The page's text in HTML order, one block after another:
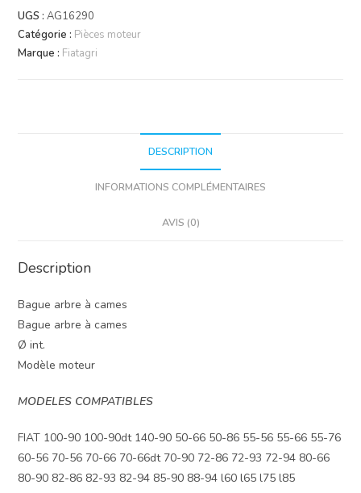
d'arbre
à
cames
UGS :AG16290
Catégorie : Pièces moteur
Marque : Fiatagri
DESCRIPTION
INFORMATIONS COMPLÉMENTAIRES
AVIS (0)
Description
Bague arbre à cames
Bague arbre à cames
Ø int.
Modèle moteur
MODELES COMPATIBLES
FIAT 100-90 100-90dt 140-90 50-66 50-86 55-56 55-66 55-76
60-56 70-56 70-66 70-66dt 70-90 72-86 72-93 72-94 80-66
80-90 82-86 82-93 82-94 85-90 88-94 l60 l65 l75 l85